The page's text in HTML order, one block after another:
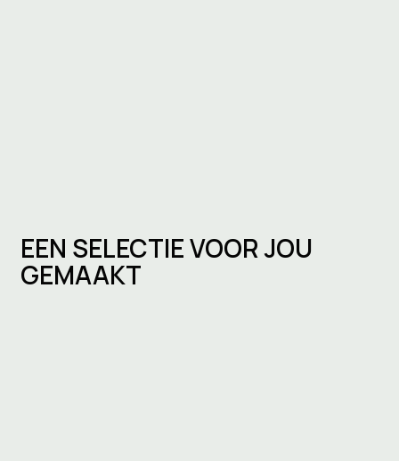
EEN SELECTIE VOOR JOU
GEMAAKT